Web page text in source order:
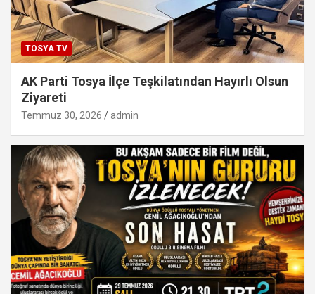
TOSYA TV
AK Parti Tosya İlçe Teşkilatından Hayırlı Olsun
Ziyareti
Temmuz 30, 2026 admin